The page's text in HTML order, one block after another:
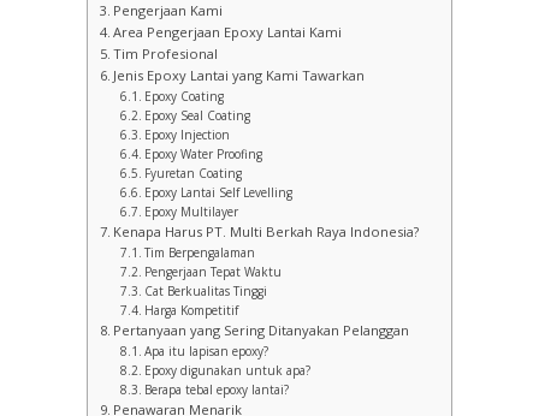
Pengerjaan Kami
Area Pengerjaan Epoxy Lantai Kami
Tim Profesional
Jenis Epoxy Lantai yang Kami Tawarkan
Epoxy Coating
Epoxy Seal Coating
Epoxy Injection
Epoxy Water Proofing
Fyuretan Coating
Epoxy Lantai Self Levelling
Epoxy Multilayer
Kenapa Harus PT. Multi Berkah Raya Indonesia?
Tim Berpengalaman
Pengerjaan Tepat Waktu
Cat Berkualitas Tinggi
Harga Kompetitif
Pertanyaan yang Sering Ditanyakan Pelanggan
Apa itu lapisan epoxy?
Epoxy digunakan untuk apa?
Berapa tebal epoxy lantai?
Penawaran Menarik